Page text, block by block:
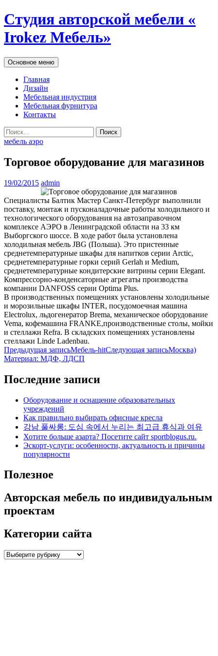
Студия авторской мебели «
Irokez Мебель»
Поиск
Основное меню Перейти
к
Главная
Дизайн
Мебельная индустрия
Мебельная фурнитура
Контакты
Найти:
мебель аэро
Торговое оборудование для магазинов
19/02/2015 admin
Специалисты Балтик Мастер Санкт-Петербург выполнили
поставку, монтаж и пусконаладочные работы холодильного и
технологического оборудования на автозаправочном
комплексе АЭРО в Ленинградской области на 33 км
Выборгского шоссе. В ходе работ была установлена
холодильная мебель JBG (Польша). Это пристенные
среднетемпературные шкафы для напитков серии Arctic,
среднетемпературные горки серий Gerlah и Medium,
среднетемпературные кондитерские витрины серии Elegant.
Компрессорно-конденсаторные агрегаты производства
компании DANFOSS серии Optima Plus.
В производственных помещениях установлены холодильные
и морозильные шкафы INTER, посудомоечная машина
Electrolux, льдогенератор Brema, механическое оборудование
Vema, кофемашина FRANKE,производственные столы, мойки
и стеллажи Refra. В складских помещениях установлены
стеллажи Linde Ladenbau.
Навигация
по
записям
Предыдущая записьМебель-hitСледующая записьМосква)
Материал: МДФ, ЛДСП
Последние записи
Оборудование и оснащение образовательных
учреждений
Как правильно выбирать офисные кресла
강남 풀싸롱: 도심 속에서 누리는 최고급 휴식과 여유
Хотите больше азарта? Посетите сайт sportblogus.ru.
Эскорт-услуги: особенности, актуальность и причины
популярности
Полезное
Авторская мебель по индивидуальным
проектам
Категории сайта
Категории